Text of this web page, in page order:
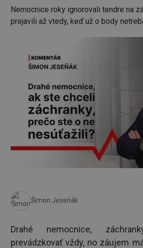
Nemocnice roky ignorovali tendre na
prejavili až vtedy, keď už o body
Šimon Jeseňák
Drahé nemocnice,
prevádzkovať vždy, no záujem